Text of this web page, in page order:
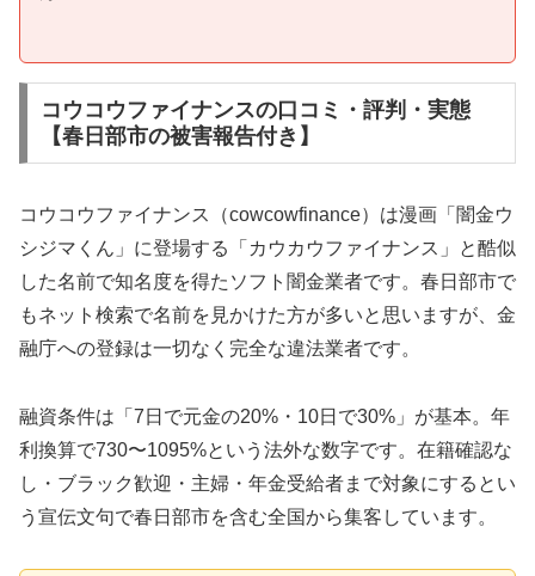
コウコウファイナンスの口コミ・評判・実態
【春日部市の被害報告付き】
コウコウファイナンス（cowcowfinance）は漫画「闇金ウ
シジマくん」に登場する「カウカウファイナンス」と酷似
した名前で知名度を得たソフト闇金業者です。春日部市で
もネット検索で名前を見かけた方が多いと思いますが、金
融庁への登録は一切なく完全な違法業者です。
融資条件は「7日で元金の20%・10日で30%」が基本。年
利換算で730〜1095%という法外な数字です。在籍確認な
し・ブラック歓迎・主婦・年金受給者まで対象にするとい
う宣伝文句で春日部市を含む全国から集客しています。